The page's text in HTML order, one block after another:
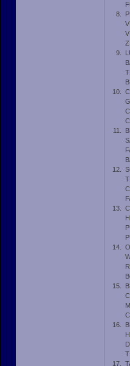
8.
9.
10.
11.
12.
13.
14.
15.
16.
17.